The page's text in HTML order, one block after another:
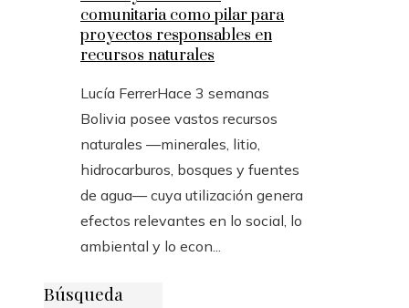
comunitaria como pilar para
proyectos responsables en
recursos naturales
Lucía FerrerHace 3 semanas
Bolivia posee vastos recursos
naturales —minerales, litio,
hidrocarburos, bosques y fuentes
de agua— cuya utilización genera
efectos relevantes en lo social, lo
ambiental y lo econ...
Búsqueda